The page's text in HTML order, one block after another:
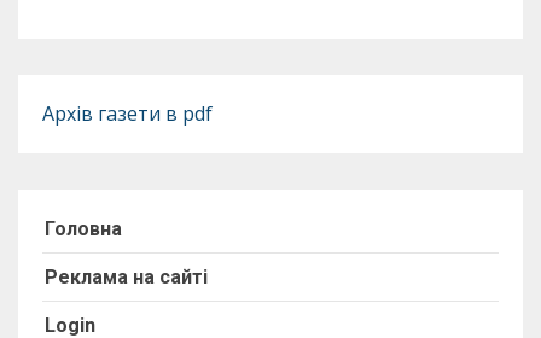
Архів газети в pdf
Головна
Реклама на сайті
Login